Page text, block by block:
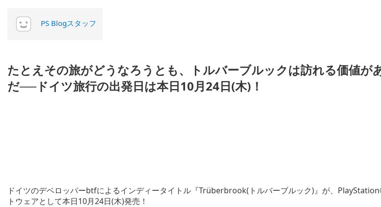
PS Blogスタッフ
たとえその旅がどうなろうとも、トルバーブルックは訪れる価値が
だ──ドイツ旅行の出発日は本日10月24日(木)！
ドイツのデベロッパーbtfによるインディータイトル『Trüberbrook(トルバーブルック)』が、
トウェアとして本日10月24日(木)発売！